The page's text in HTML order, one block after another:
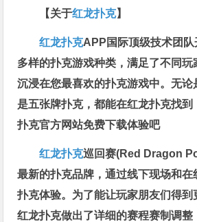
【关于红龙扑克】
红龙扑克APP国际顶级技术团
多样的扑克游戏种类，满足了不同玩
沉浸在您最喜欢的扑克游戏中。无
是五张牌扑克，都能在红龙扑克找到
扑克官方网站免费下载体验吧
红龙扑克巡回赛​(Red Dragon
最新的扑克品牌，通过线下现场和在
扑克体验。为了能让玩家朋友们得到
红龙扑克做出了详细的赛程赛制调整